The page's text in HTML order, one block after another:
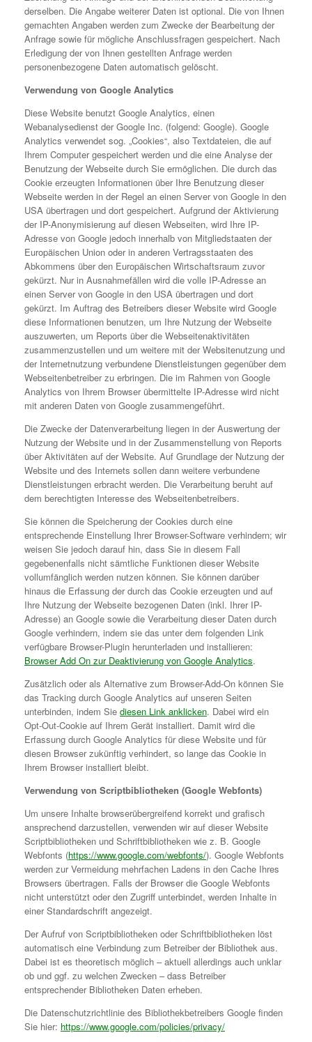
derselben. Die Angabe weiterer Daten ist optional. Die von Ihnen
gemachten Angaben werden zum Zwecke der Bearbeitung der
Anfrage sowie für mögliche Anschlussfragen gespeichert. Nach
Erledigung der von Ihnen gestellten Anfrage werden
personenbezogene Daten automatisch gelöscht.
Verwendung von Google Analytics
Diese Website benutzt Google Analytics, einen
Webanalysedienst der Google Inc. (folgend: Google). Google
Analytics verwendet sog. „Cookies“, also Textdateien, die auf
Ihrem Computer gespeichert werden und die eine Analyse der
Benutzung der Webseite durch Sie ermöglichen. Die durch das
Cookie erzeugten Informationen über Ihre Benutzung dieser
Webseite werden in der Regel an einen Server von Google in den
USA übertragen und dort gespeichert. Aufgrund der Aktivierung
der IP-Anonymisierung auf diesen Webseiten, wird Ihre IP-
Adresse von Google jedoch innerhalb von Mitgliedstaaten der
Europäischen Union oder in anderen Vertragsstaaten des
Abkommens über den Europäischen Wirtschaftsraum zuvor
gekürzt. Nur in Ausnahmefällen wird die volle IP-Adresse an
einen Server von Google in den USA übertragen und dort
gekürzt. Im Auftrag des Betreibers dieser Website wird Google
diese Informationen benutzen, um Ihre Nutzung der Webseite
auszuwerten, um Reports über die Webseitenaktivitäten
zusammenzustellen und um weitere mit der Websitenutzung und
der Internetnutzung verbundene Dienstleistungen gegenüber dem
Webseitenbetreiber zu erbringen. Die im Rahmen von Google
Analytics von Ihrem Browser übermittelte IP-Adresse wird nicht
mit anderen Daten von Google zusammengeführt.
Die Zwecke der Datenverarbeitung liegen in der Auswertung der
Nutzung der Website und in der Zusammenstellung von Reports
über Aktivitäten auf der Website. Auf Grundlage der Nutzung der
Website und des Internets sollen dann weitere verbundene
Dienstleistungen erbracht werden. Die Verarbeitung beruht auf
dem berechtigten Interesse des Webseitenbetreibers.
Sie können die Speicherung der Cookies durch eine
entsprechende Einstellung Ihrer Browser-Software verhindern; wir
weisen Sie jedoch darauf hin, dass Sie in diesem Fall
gegebenenfalls nicht sämtliche Funktionen dieser Website
vollumfänglich werden nutzen können. Sie können darüber
hinaus die Erfassung der durch das Cookie erzeugten und auf
Ihre Nutzung der Webseite bezogenen Daten (inkl. Ihrer IP-
Adresse) an Google sowie die Verarbeitung dieser Daten durch
Google verhindern, indem sie das unter dem folgenden Link
verfügbare Browser-Plugin herunterladen und installieren:
Browser Add On zur Deaktivierung von Google Analytics.
Zusätzlich oder als Alternative zum Browser-Add-On können Sie
das Tracking durch Google Analytics auf unseren Seiten
unterbinden, indem Sie diesen Link anklicken. Dabei wird ein
Opt-Out-Cookie auf Ihrem Gerät installiert. Damit wird die
Erfassung durch Google Analytics für diese Website und für
diesen Browser zukünftig verhindert, so lange das Cookie in
Ihrem Browser installiert bleibt.
Verwendung von Scriptbibliotheken (Google Webfonts)
Um unsere Inhalte browserübergreifend korrekt und grafisch
ansprechend darzustellen, verwenden wir auf dieser Website
Scriptbibliotheken und Schriftbibliotheken wie z. B. Google
Webfonts (https://www.google.com/webfonts/). Google Webfonts
werden zur Vermeidung mehrfachen Ladens in den Cache Ihres
Browsers übertragen. Falls der Browser die Google Webfonts
nicht unterstützt oder den Zugriff unterbindet, werden Inhalte in
einer Standardschrift angezeigt.
Der Aufruf von Scriptbibliotheken oder Schriftbibliotheken löst
automatisch eine Verbindung zum Betreiber der Bibliothek aus.
Dabei ist es theoretisch möglich – aktuell allerdings auch unklar
ob und ggf. zu welchen Zwecken – dass Betreiber
entsprechender Bibliotheken Daten erheben.
Die Datenschutzrichtlinie des Bibliothekbetreibers Google finden
Sie hier: https://www.google.com/policies/privacy/